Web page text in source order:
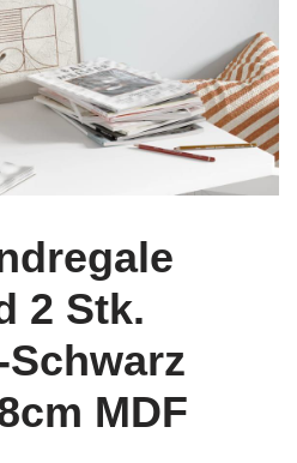
2 Stk.
MDF